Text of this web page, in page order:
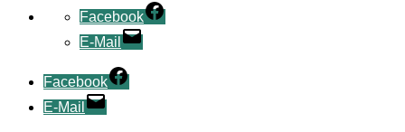
Facebook
E-Mail
Facebook
E-Mail